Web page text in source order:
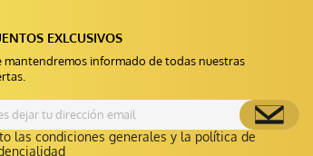
EXLCUSIVOS
mantendremos informado de todas nuestras
las condiciones generales y la política de